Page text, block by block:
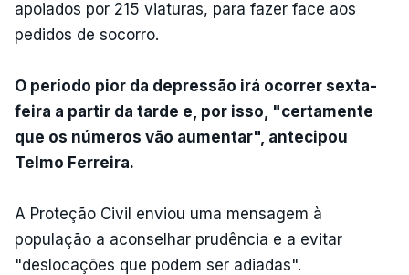
apoiados por 215 viaturas, para fazer face aos
pedidos de socorro.
O período pior da depressão irá ocorrer sexta-
feira a partir da tarde e, por isso, "certamente
que os números vão aumentar", antecipou
Telmo Ferreira.
A Proteção Civil enviou uma mensagem à
população a aconselhar prudência e a evitar
"deslocações que podem ser adiadas".